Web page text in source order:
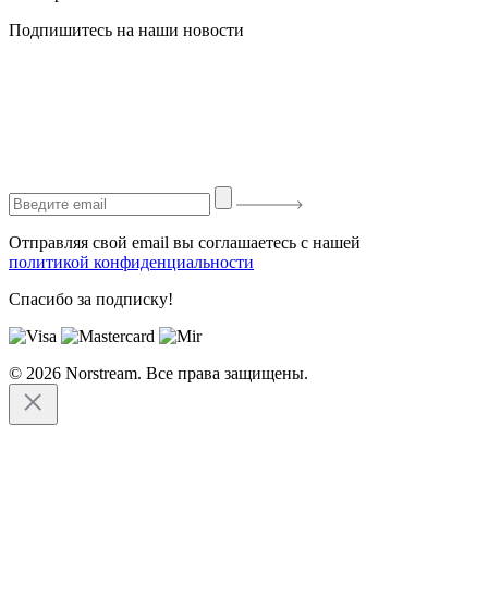
Подпишитесь на наши новости
Отправляя свой email вы соглашаетесь с нашей
политикой конфиденциальности
Спасибо за подписку!
© 2026 Norstream. Все права защищены.